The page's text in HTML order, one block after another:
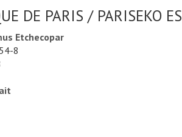
DE PARIS / PARISEKO
Etchecopar
8